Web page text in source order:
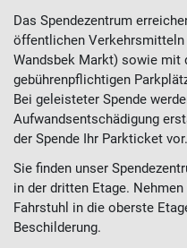
Das Spendezentrum
öffentlichen Verkehrsmitteln
Wandsbek Markt) sowie mit
gebührenpflichtigen
Bei geleisteter Spende
Aufwandsentschädigung
der Spende Ihr Parkticket vor.
Sie finden unser
in der dritten Etage.
Fahrstuhl in die oberste
Beschilderung.